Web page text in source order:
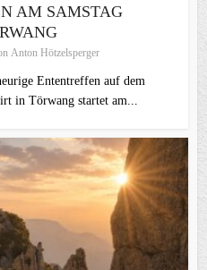
AM SAMSTAG
Anton Hötzelsperger
Ententreffen auf dem
in Törwang startet am...